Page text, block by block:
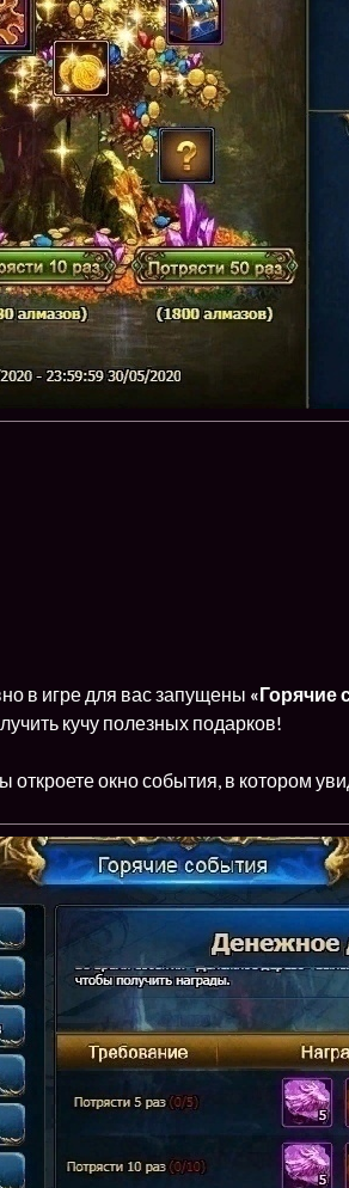
в игре для вас запущены «Горячие
кучу полезных подарков!
откроете окно события, в котором